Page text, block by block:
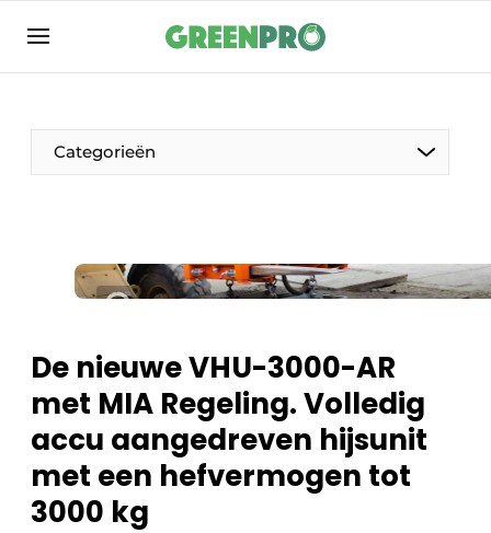
Aanmelden
Bedrijven
Contact
Groen in de zorg
Meest gelezen
Nieuwsbrief
Podcasts
Privacy / Cookie statement
Save the Date
Categorieën
De nieuwe VHU-3000-AR
met MIA Regeling. Volledig
accu aangedreven hijsunit
met een hefvermogen tot
3000 kg